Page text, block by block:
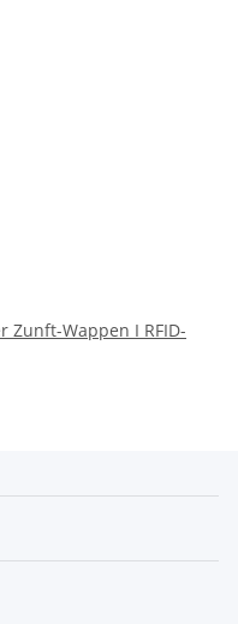
Zunft-Wappen I RFID-